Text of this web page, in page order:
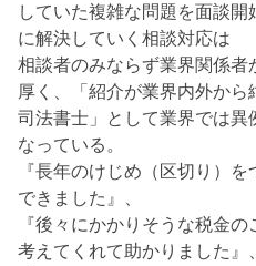
していた複雑な問題を面談開
に解決していく相談対応は
相談者のみならず業界関係者
厚く、「紹介が業界内外から
司法書士」として業界では異
なっている。
『長年のけじめ（区切り）
できました』、
『後々にかかりそうな税金の
考えてくれて助かりました』、